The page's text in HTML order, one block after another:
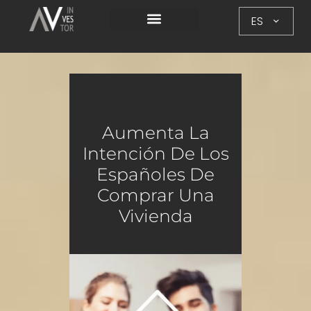
ES
Aumenta La
Intención De Los
Españoles De
Comprar Una
Vivienda